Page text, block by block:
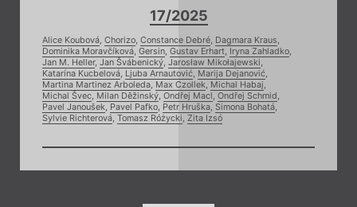
17/2025
Alice Koubová, Chorizo, Constance Debré, Dagmara Kraus,
Dominika Moravčíková, Gersin, Gustav Erhart, Iryna Zahladko,
Jan M. Heller, Jan Švábenický, Jarosław Mikołajewski,
Katarína Kucbelová, Ljuba Arnautović, Marija Dejanović,
Martina Martinez Arboleda, Max Czollek, Michal Habaj,
Michal Švec, Milan Děžinský, Ondřej Macl, Ondřej Schmid,
Pavel Janoušek, Pavel Pafko, Petr Hruška, Simona Bohatá,
Sylvie Richterová, Tomasz Różycki, Zita Izsó